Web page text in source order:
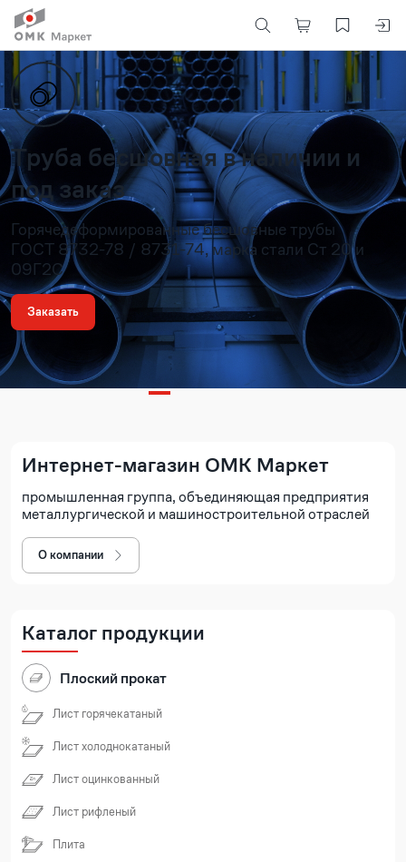
Труба бесшовная в наличии и
под заказ
Горячедеформированные бесшовные трубы
ГОСТ 8732-78 / 8731-74, марка стали Ст 20 и
09Г2С
Заказать
Интернет-магазин ОМК Маркет
промышленная группа, объединяющая предприятия
металлургической и машиностроительной отраслей
О компании
Каталог продукции
Плоский прокат
Лист горячекатаный
Лист холоднокатаный
Лист оцинкованный
Лист рифленый
Плита